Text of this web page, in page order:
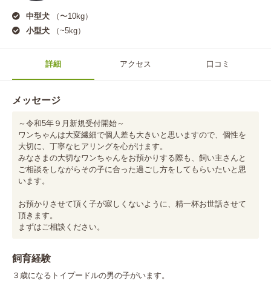
中型犬
（〜10kg）
小型犬
（~5kg）
詳細 アクセス 口コミ
メッセージ
～令和5年９月新規受付開始～
ワンちゃんは大変繊細で個人差も大きいと思いますので、個性を
大切に、丁寧なヒアリングを心がけます。
みなさまの大切なワンちゃんをお預かりする際も、飼い主さんと
ご相談をしながらその子に合った過ごし方をしてもらいたいと思
います。
お預かりさせて頂く子が寂しくないように、精一杯お世話させて
頂きます。
まずはご相談ください。
飼育経験
３歳になるトイプードルの男の子がいます。